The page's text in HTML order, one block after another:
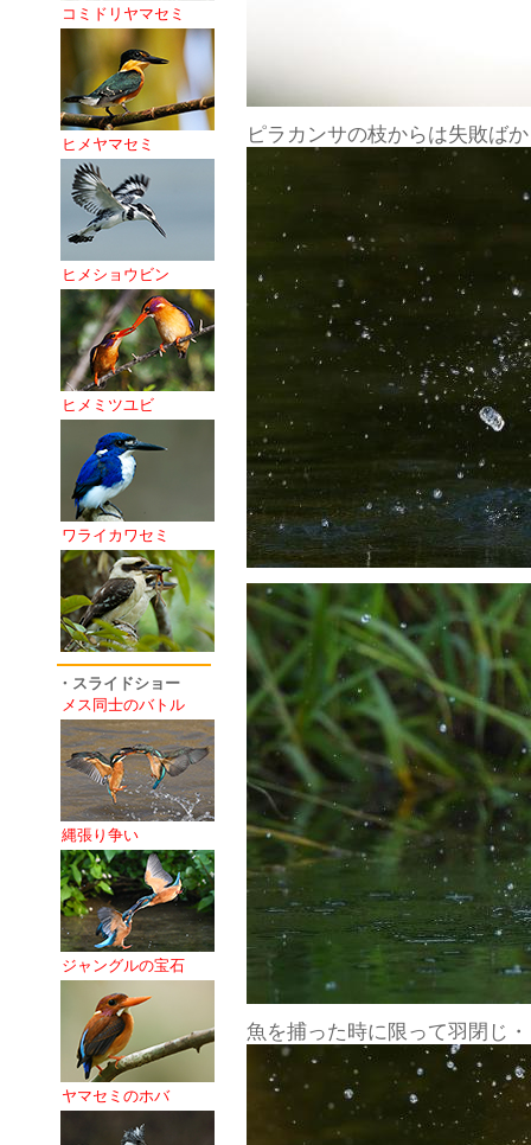
コミドリヤマセミ
ヒメヤマセミ
ヒメショウビン
ヒメミツユビ
ワライカワセミ
・スライドショー
メス同士のバトル
縄張り争い
ジャングルの宝石
ヤマセミのホバ
ピラカンサの枝からは失敗ば
魚を捕った時に限って羽閉じ